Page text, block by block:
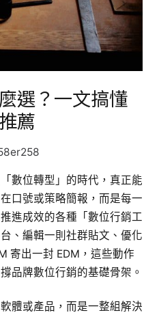
選？一文搞懂
薦
數位轉型」的時代，真正能
口號或策略簡報，而是每一
進成效的各種「數位行銷工
、編輯一則社群貼文、優化
寄出一封 EDM，這些動作
品牌數位行銷的基礎骨架。
體或產品，而是一整組解決